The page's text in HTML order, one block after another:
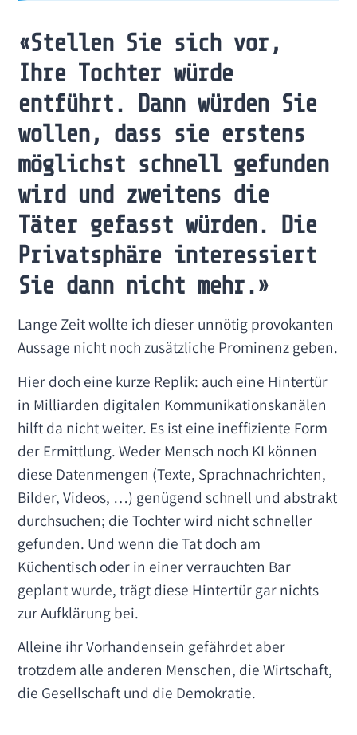
«Stellen Sie sich vor,
Ihre Tochter würde
entführt. Dann würden Sie
wollen, dass sie erstens
möglichst schnell gefunden
wird und zweitens die
Täter gefasst würden. Die
Privatsphäre interessiert
Sie dann nicht mehr.»
Lange Zeit wollte ich dieser unnötig provokanten
Aussage nicht noch zusätzliche Prominenz geben.
Hier doch eine kurze Replik: auch eine Hintertür
in Milliarden digitalen Kommunikationskanälen
hilft da nicht weiter. Es ist eine ineffiziente Form
der Ermittlung. Weder Mensch noch KI können
diese Datenmengen (Texte, Sprachnachrichten,
Bilder, Videos, …) genügend schnell und abstrakt
durchsuchen; die Tochter wird nicht schneller
gefunden. Und wenn die Tat doch am
Küchentisch oder in einer verrauchten Bar
geplant wurde, trägt diese Hintertür gar nichts
zur Aufklärung bei.
Alleine ihr Vorhandensein gefährdet aber
trotzdem alle anderen Menschen, die Wirtschaft,
die Gesellschaft und die Demokratie.